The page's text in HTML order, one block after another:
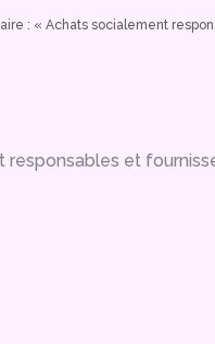
: « Achats socialement
responsables et